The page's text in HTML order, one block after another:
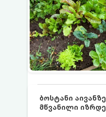
ბოსტანი
მწვანილი